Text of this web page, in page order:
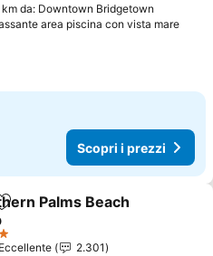
km da: Downtown Bridgetown
area piscina con vista mare
Scopri i prezzi
Aggiungi ai preferiti
Palms Beach
i prezzi
Eccellente
2.301